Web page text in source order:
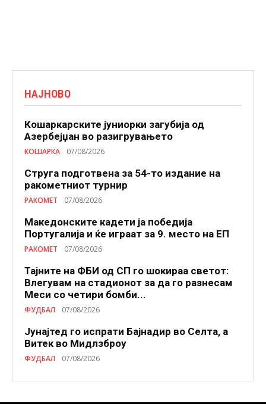
НАЈНОВО
Кошаркарските јуниорки загубија од
Азербејџан во разигрувањето
КОШАРКА 07/08/2026
Струга подготвена за 54-то издание на
ракометниот турнир
РАКОМЕТ 07/08/2026
Македонските кадети ја победија
Португалија и ќе играат за 9. место на ЕП
РАКОМЕТ 07/08/2026
Тајните на ФБИ од СП го шокираа светот:
Влегувам на стадионот за да го разнесам
Меси со четири бомби...
ФУДБАЛ 07/08/2026
Јунајтед го испрати Бајнадир во Селта, а
Витек во Мидлзброу
ФУДБАЛ 07/08/2026